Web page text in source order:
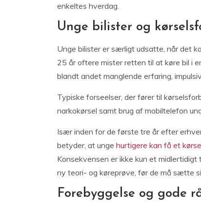
enkeltes hverdag.
Unge bilister og
Unge bilister er særligt udsatte, når det
25 år oftere mister retten til at køre bil i
blandt andet manglende erfaring,
Typiske forseelser, der fører til
narkokørsel samt brug af mobiltelefon
Især inden for de første tre år efter
betyder, at unge hurtigere kan få et
Konsekvensen er ikke kun et
ny teori- og køreprøve, før de må sætte
Forebyggelse og gode